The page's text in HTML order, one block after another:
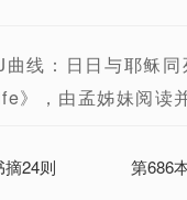
线：日日与耶稣
，由孟姊妹阅读并
24则 第686